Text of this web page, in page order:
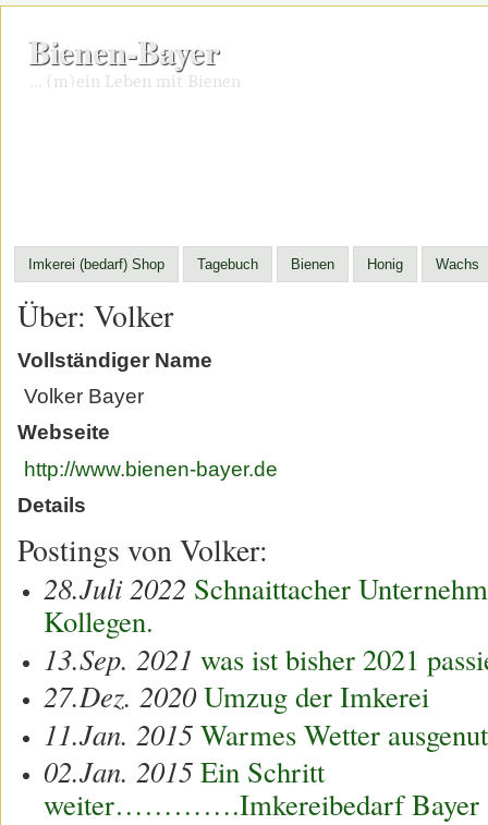
Bienen-Bayer
… (m)ein Leben mit Bienen
Imkerei (bedarf) Shop Tagebuch Bienen Honig Wachs
Über: Volker
Vollständiger Name
Volker Bayer
Webseite
http://www.bienen-bayer.de
Details
Postings von Volker:
28.Juli 2022 Schnaittacher
Kollegen.
13.Sep. 2021 was ist bisher 2021
27.Dez. 2020 Umzug der Imkerei
11.Jan. 2015 Warmes Wetter
02.Jan. 2015 Ein Schritt
weiter………….Imkereibedarf Bayer